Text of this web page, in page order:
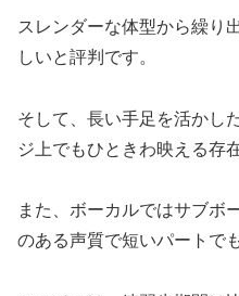
スレンダーな体型から繰り
しいと評判です​。
そして、長い手足を活かし
ジ上でもひときわ映える存
また、ボーカルではサブボ
のある声質で短いパートで